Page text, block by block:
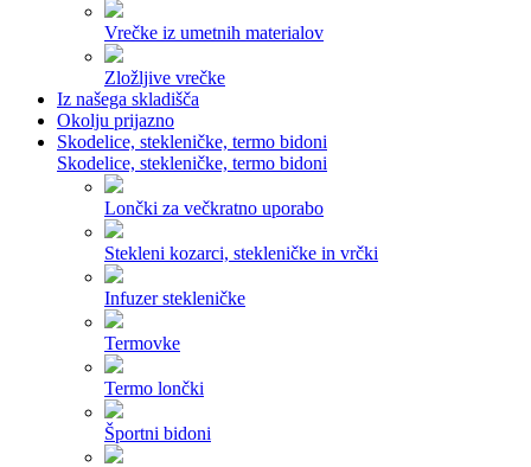
Vrečke iz umetnih materialov
Zložljive vrečke
Iz našega skladišča
Okolju prijazno
Skodelice, stekleničke, termo bidoni
Skodelice, stekleničke, termo bidoni
Lončki za večkratno uporabo
Stekleni kozarci, stekleničke in vrčki
Infuzer stekleničke
Termovke
Termo lončki
Športni bidoni